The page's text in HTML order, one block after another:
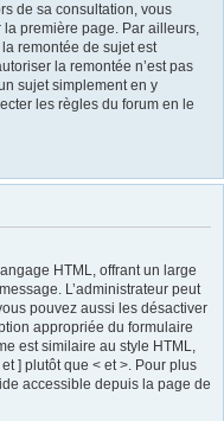
de sa consultation, vous
première page. Par ailleurs,
remontée de sujet est
la remontée n’est pas
sujet simplement en y
les règles du forum en le
HTML, offrant un large
L’administrateur peut
pouvez aussi les désactiver
appropriée du formulaire
est similaire au style HTML,
] plutôt que < et >. Pour plus
accessible depuis la page de